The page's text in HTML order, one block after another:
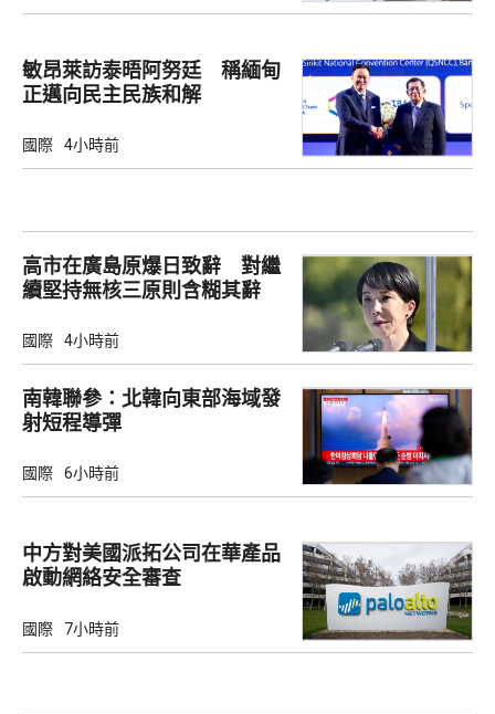
敏昂萊訪泰晤阿努廷 稱緬甸
正邁向民主民族和解
國際 4小時前
高市在廣島原爆日致辭 對繼
續堅持無核三原則含糊其辭
國際 4小時前
南韓聯參：北韓向東部海域發
射短程導彈
國際 6小時前
中方對美國派拓公司在華產品
啟動網絡安全審查
國際 7小時前